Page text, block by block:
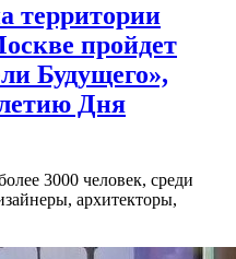
территории
пройдет
Будущего»,
Дня
3000 человек, среди
архитекторы,